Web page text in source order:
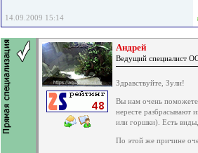
14.09.2009 15:14
Андрей
Ведущий
Здравствуйте, Зули!
Вы нам очень
нересте разбрасывают
или горшки). Есть
По этой же причине